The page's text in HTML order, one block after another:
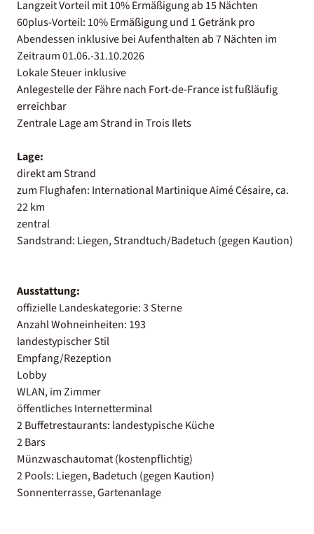
Langzeit Vorteil mit 10% Ermäßigung ab 15 Nächten
60plus-Vorteil: 10% Ermäßigung und 1 Getränk pro
Abendessen inklusive bei Aufenthalten ab 7 Nächten im
Zeitraum 01.06.-31.10.2026
Lokale Steuer inklusive
Anlegestelle der Fähre nach Fort-de-France ist fußläufig
erreichbar
Zentrale Lage am Strand in Trois Ilets
Lage:
direkt am Strand
zum Flughafen: International Martinique Aimé Césaire, ca.
22 km
zentral
Sandstrand: Liegen, Strandtuch/Badetuch (gegen Kaution)
Ausstattung:
offizielle Landeskategorie: 3 Sterne
Anzahl Wohneinheiten: 193
landestypischer Stil
Empfang/Rezeption
Lobby
WLAN, im Zimmer
öffentliches Internetterminal
2 Buffetrestaurants: landestypische Küche
2 Bars
Münzwaschautomat (kostenpflichtig)
2 Pools: Liegen, Badetuch (gegen Kaution)
Sonnenterrasse, Gartenanlage